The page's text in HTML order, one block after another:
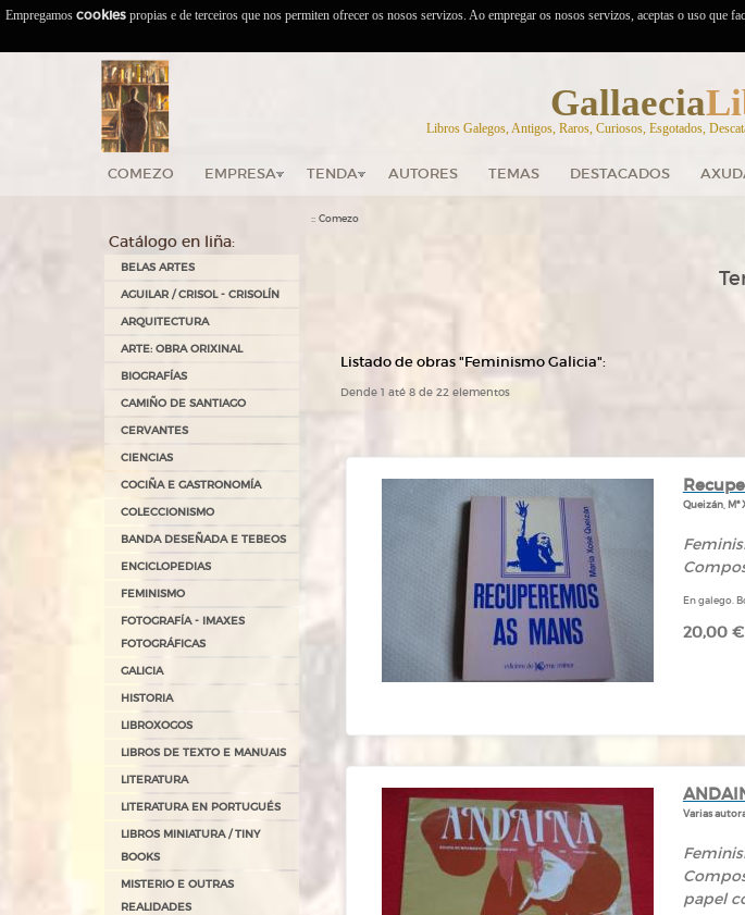
Gallaecia
Libros Galegos, Antigos, Raros, Curiosos, Esgotados,
COMEZO EMPRESA TENDA AUTORES TEMAS DESTACADOS
Catálogo en liña:
BELAS ARTES
AGUILAR / CRISOL - CRISOLÍN
ARQUITECTURA
ARTE: OBRA ORIXINAL
BIOGRAFÍAS
CAMIÑO DE SANTIAGO
CERVANTES
CIENCIAS
COCIÑA E GASTRONOMÍA
COLECCIONISMO
BANDA DESEÑADA E TEBEOS
ENCICLOPEDIAS
FEMINISMO
FOTOGRAFÍA - IMAXES
FOTOGRÁFICAS
GALICIA
HISTORIA
LIBROXOGOS
LIBROS DE TEXTO E MANUAIS
LITERATURA
LITERATURA EN PORTUGUÉS
LIBROS MINIATURA / TINY
BOOKS
MISTERIO E OUTRAS
REALIDADES
:: Comezo
Listado de obras "Feminismo Galicia":
Dende 1 até 8 de 22 elementos
Queizán, Mª
En galego.
20,00 €
Varias
papel
Empregamos cookies propias e de terceiros que nos permiten ofrecer os nosos servizos. Ao empregar os nosos servizos, aceptas o uso que